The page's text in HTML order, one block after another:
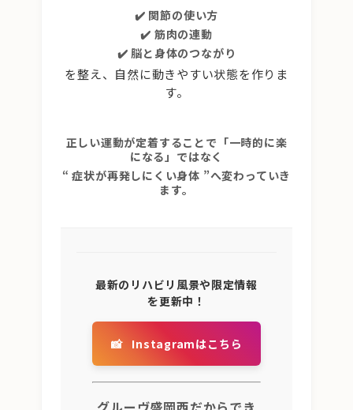
✔️ 関節の使い方
✔️ 筋肉の連動
✔️ 脳と身体のつながり
を整え、自然に動きやすい状態を作りま
す。
正しい運動が定着することで「一時的に楽
になる」ではなく
“ 症状が再発しにくい身体 ”へ変わっていき
ます。
最新のリハビリ風景や限定情報
を更新中！
📸 Instagramはこちら